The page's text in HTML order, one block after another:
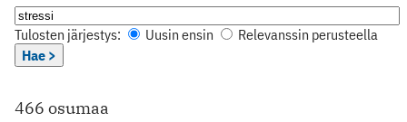
Tulosten järjestys: Uusin ensin
Relevanssin perusteella
Hae >
466 osumaa